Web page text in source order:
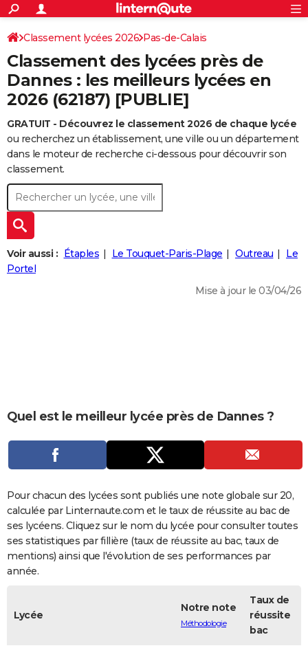
ACTUALITÉS
Politique
Société
Faits Divers
Education
Monde
Villes
+
SPORT
Coupe du monde 2026
Football
Tennis
Cyclisme
Rugby
Forum
Programme TV
TNT
Streaming
Cinéma
Sorties cinéma
Musique
+
FINANCE
Retraite
Impôts
Epargne
Immobilier
Risques naturels par ville
Banque
Assurance
Crédit
AUTO
Essais
Réserver un essai
Citadines
Berlines
SUV
Forum auto
+
HIGH-TECH
BRICOLAGE
Forum
Aménagement intérieur
Extérieur
Cuisine
Salle de bains
Jardinage
Rangement
+WEEK-END
Guides de France
Escapades
Patrimoine
Expositions
Musées
Week-end nature
+
LIFESTYLE
Art de vivre
Bien-être
Loisirs
Mode
Modes de vie
+SANTE
Dictionnaire
Biographies
Expressions
Proverbes
PROGRAMME TV
COPAINS D'AVANT
S'inscrire
Se connecter
Lycées
Collèges
Primaires
Universités
Entreprises
Service militaire
Avis de recherche
AVIS DE DÉCÈS
FORUM
Bricolage
Lifestyle
Culture
Sport
Auto
Television
Voyage
Cinema
S'inscrire
Connexion
Classement lycées 2026 Pas-de-Calais
Classement des lycées près de
Dannes : les meilleurs lycées en
2026 (62187) [PUBLIE]
GRATUIT - Découvrez le classement 2026 de chaque lycée
ou recherchez un établissement, une ville ou un département
dans le moteur de recherche ci-dessous pour découvrir son
classement.
Voir aussi : Étaples Le Touquet-Paris-Plage Outreau
Le
Portel
Mise à jour le 03/04/26
Quel est le meilleur lycée près de Dannes ?
Pour chacun des lycées sont publiés une note globale sur 20,
calculée par Linternaute.com et le taux de réussite au bac de
ses lycéens. Cliquez sur le nom du lycée pour consulter toutes
ses statistiques par fillière (taux de réussite au bac, taux de
mentions) ainsi que l'évolution de ses performances par
année.
Lycée
Notre note
Méthodologie
Taux de
réussite
bac